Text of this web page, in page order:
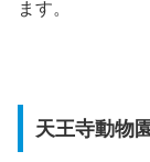
ます。
天王寺動物